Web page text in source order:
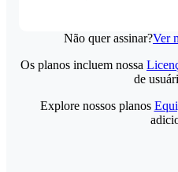
Não quer assinar?Ver
Os planos incluem nossa
de
Explore nossos planos